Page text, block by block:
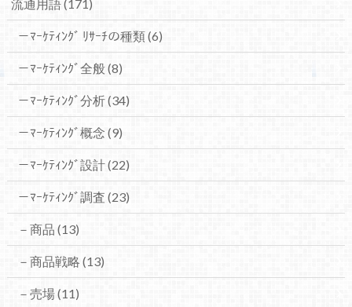
流通用語(171)
－ﾏｰｹﾃｨﾝｸﾞ ﾘｻｰﾁの種類(6)
－ﾏｰｹﾃｨﾝｸﾞ全般(8)
－ﾏｰｹﾃｨﾝｸﾞ分析(34)
－ﾏｰｹﾃｨﾝｸﾞ概念 (9)
－ﾏｰｹﾃｨﾝｸﾞ設計(22)
－ﾏｰｹﾃｨﾝｸﾞ調査 (23)
－商品 (13)
－商品戦略 (13)
－売場(11)